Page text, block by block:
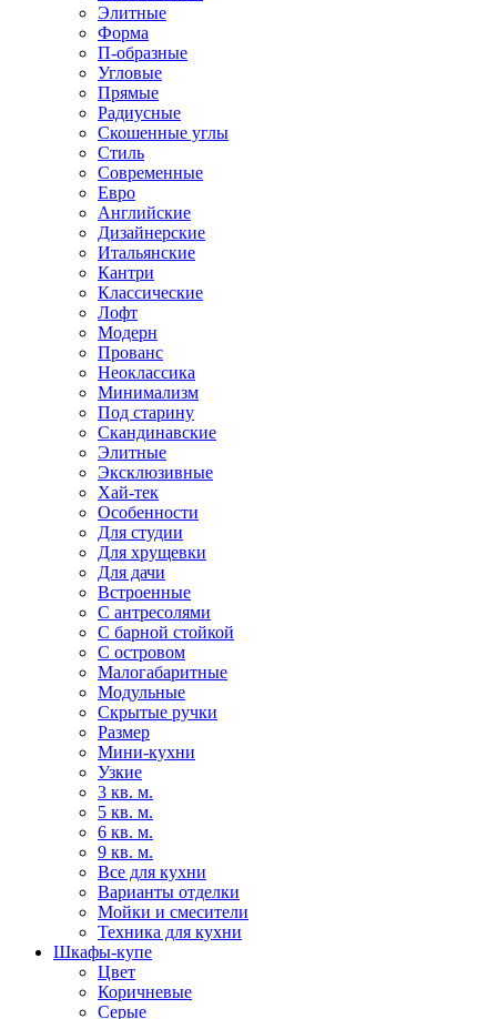
Элитные
Форма
П-образные
Угловые
Прямые
Радиусные
Скошенные углы
Стиль
Современные
Евро
Английские
Дизайнерские
Итальянские
Кантри
Классические
Лофт
Модерн
Прованс
Неоклассика
Минимализм
Под старину
Скандинавские
Элитные
Эксклюзивные
Хай-тек
Особенности
Для студии
Для хрущевки
Для дачи
Встроенные
С антресолями
С барной стойкой
С островом
Малогабаритные
Модульные
Скрытые ручки
Размер
Мини-кухни
Узкие
3 кв. м.
5 кв. м.
6 кв. м.
9 кв. м.
Все для кухни
Варианты отделки
Мойки и смесители
Техника для кухни
Шкафы-купе
Цвет
Коричневые
Серые